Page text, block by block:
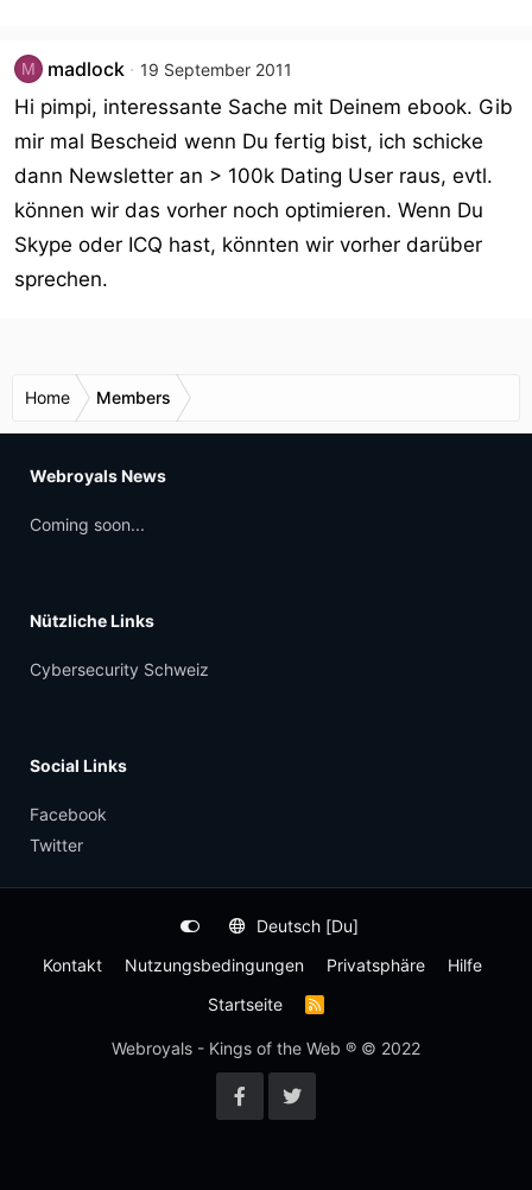
M madlock 19 September 2011
Hi pimpi, interessante Sache mit Deinem ebook. Gib
mir mal Bescheid wenn Du fertig bist, ich schicke
dann Newsletter an > 100k Dating User raus, evtl.
können wir das vorher noch optimieren. Wenn Du
Skype oder ICQ hast, könnten wir vorher darüber
sprechen.
Home Members
Webroyals News
Coming soon...
Nützliche Links
Cybersecurity Schweiz
Social Links
Facebook
Twitter
Deutsch [Du]
Kontakt
Nutzungsbedingungen Privatsphäre
Hilfe
Startseite
R
S
Webroyals - Kings of the Web ® © 2022